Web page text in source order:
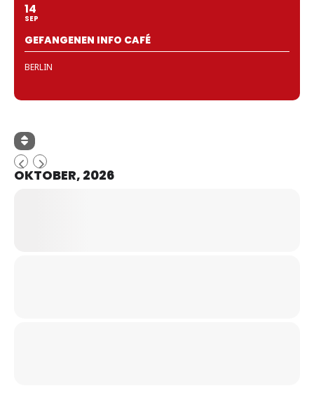
14
SEP
GEFANGENEN INFO CAFÉ
BERLIN
OKTOBER, 2026